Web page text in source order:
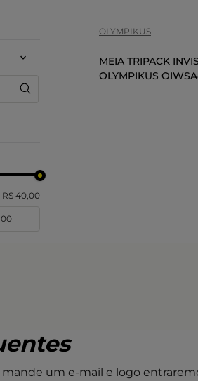
R$ 40,00
OLYMPIKUS
MEIA TRIPACK
OLYMPIKUS
um e-mail e logo